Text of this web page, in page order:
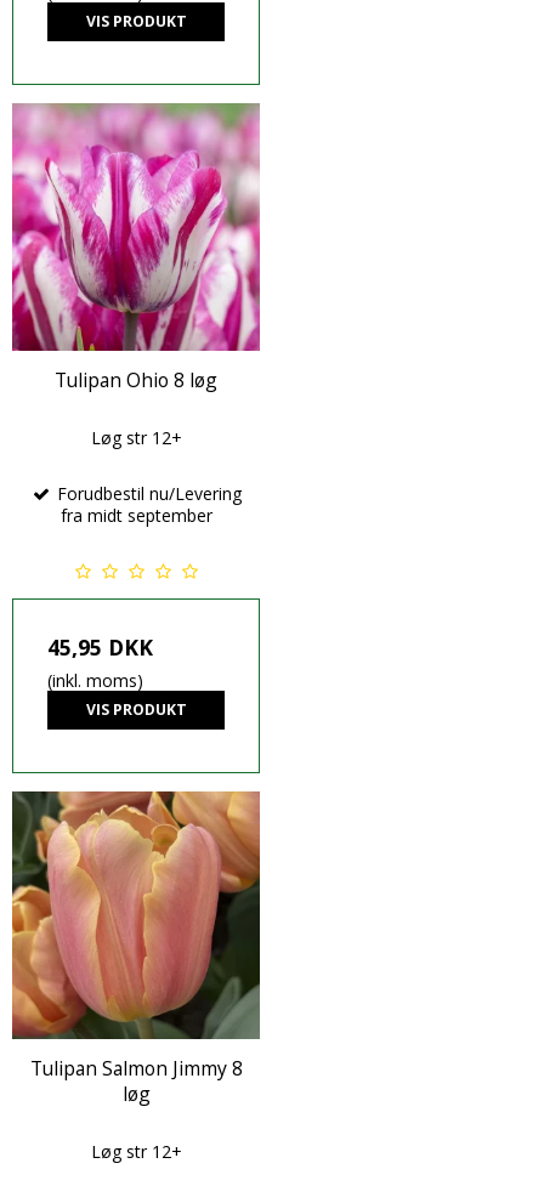
VIS PRODUKT
Tulipan Ohio 8 løg
Løg str 12+
Forudbestil nu/Levering
fra midt september
45,95 DKK
(inkl. moms)
VIS PRODUKT
Tulipan Salmon Jimmy 8
løg
Løg str 12+